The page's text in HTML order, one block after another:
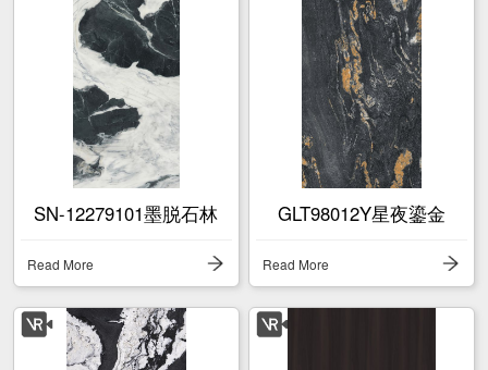
SN-12279101墨脱石林
Read More
GLT98012Y星夜鎏金
Read More